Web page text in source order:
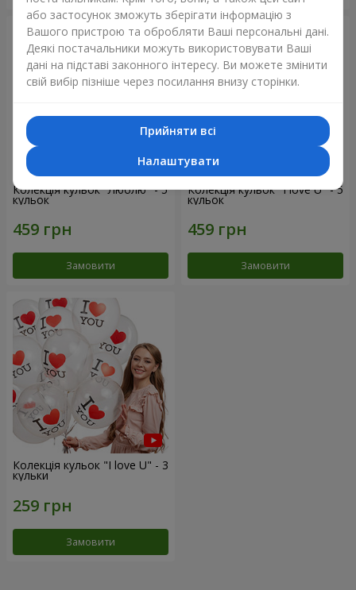
Колекція кульок "Люблю" - 5
кульок
Замовити
Колекція кульок "I love U" - 5
кульок
Замовити
Колекція кульок "I love U" - 3
кульки
Замовити
або застосунок зможуть зберігати інформацію з
Вашого пристрою та обробляти Ваші персональні дані.
Деякі постачальники можуть використовувати Ваші
дані на підставі законного інтересу. Ви можете змінити
свій вибір пізніше через посилання внизу сторінки.
Прийняти всі
Налаштувати